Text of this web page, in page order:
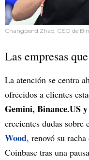
Changpend Zhao, CEO de
Las empresas
La atención se centra
ofrecidos a clientes
Gemini, Binance.US y
crecientes dudas
Wood, renovó su
Coinbase tras una